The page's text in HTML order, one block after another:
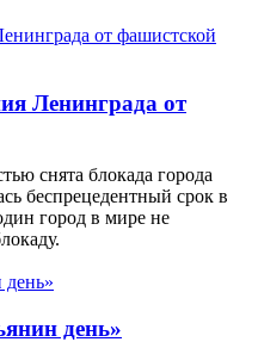
Ленинграда от
снята блокада города
беспрецедентный срок в
город в мире не
день»